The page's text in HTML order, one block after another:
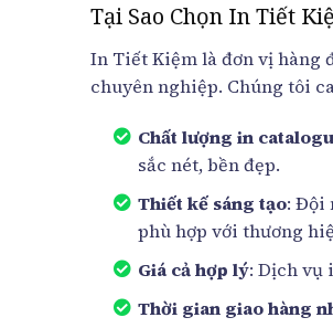
Tại Sao Chọn In Tiết
In Tiết Kiệm là đơn vị hàng
chuyên nghiệp. Chúng tôi
Chất lượng in
sắc nét, bền đẹp.
Thiết kế sáng tạo: Đội
phù hợp với thương
Giá cả hợp lý: Dịch vụ
Thời gian giao hàng